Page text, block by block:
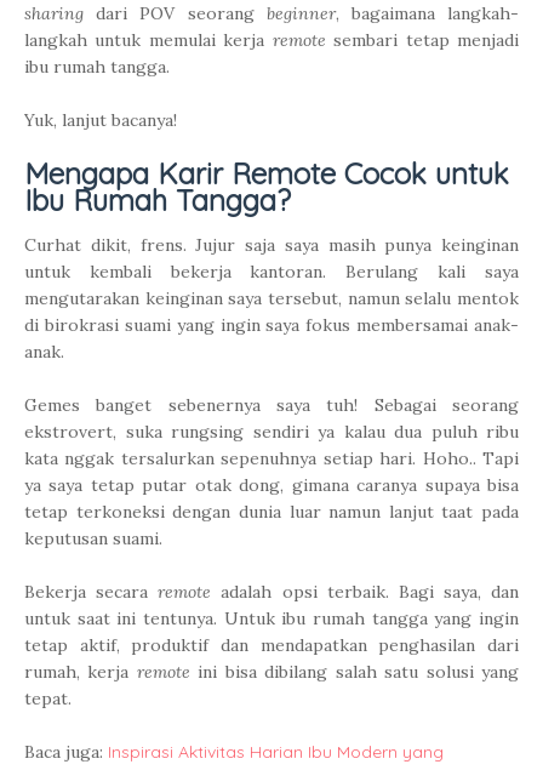
sharing dari POV seorang beginner, bagaimana langkah-
langkah untuk memulai kerja remote sembari tetap menjadi
ibu rumah tangga.
Yuk, lanjut bacanya!
Mengapa Karir Remote Cocok untuk
Ibu Rumah Tangga?
Curhat dikit, frens. Jujur saja saya masih punya keinginan
untuk kembali bekerja kantoran. Berulang kali saya
mengutarakan keinginan saya tersebut, namun selalu mentok
di birokrasi suami yang ingin saya fokus membersamai anak-
anak.
Gemes banget sebenernya saya tuh! Sebagai seorang
ekstrovert, suka rungsing sendiri ya kalau dua puluh ribu
kata nggak tersalurkan sepenuhnya setiap hari. Hoho.. Tapi
ya saya tetap putar otak dong, gimana caranya supaya bisa
tetap terkoneksi dengan dunia luar namun lanjut taat pada
keputusan suami.
Bekerja secararemote adalah opsi terbaik. Bagi saya, dan
untuk saat ini tentunya. Untuk ibu rumah tangga yang ingin
tetap aktif, produktif dan mendapatkan penghasilan dari
rumah, kerja remote ini bisa dibilang salah satu solusi yang
tepat.
Baca juga: Inspirasi Aktivitas Harian Ibu Modern yang